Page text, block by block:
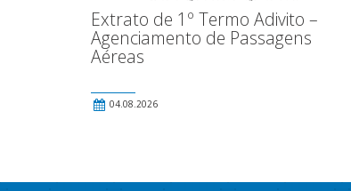
Extrato de 1º Termo Adivito –
Agenciamento de Passagens
Aéreas
04.08.2026